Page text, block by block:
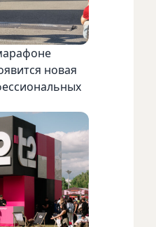
новая